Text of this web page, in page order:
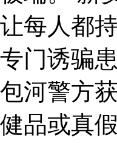
让每人都
专门诱骗
包河警方
健品或真